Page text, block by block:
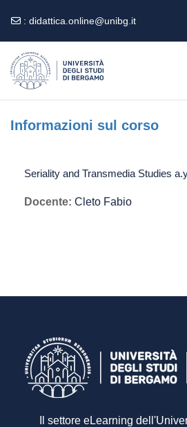
: didattica.online@unibg.it
Informazioni sul corso
Seriality and Transmedia Studies
Docente: Cleto Fabio
Il settore eLearning